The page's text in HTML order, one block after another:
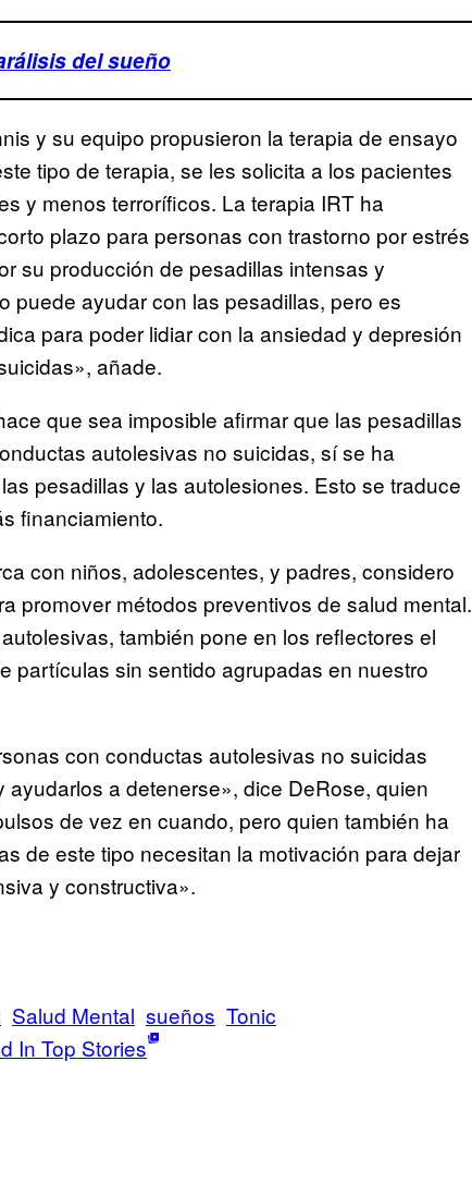
del sueño
y su equipo propusieron la terapia de ensayo
tipo de terapia, se les solicita a los pacientes
y menos terroríficos. La terapia IRT ha
plazo para personas con trastorno por estrés
su producción de pesadillas intensas y
puede ayudar con las pesadillas, pero es
para poder lidiar con la ansiedad y depresión
añade.
que sea imposible afirmar que las pesadillas
autolesivas no suicidas, sí se ha
pesadillas y las autolesiones. Esto se traduce
financiamiento.
con niños, adolescentes, y padres, considero
promover métodos preventivos de salud mental.
también pone en los reflectores el
partículas sin sentido agrupadas en nuestro
con conductas autolesivas no suicidas
a detenerse», dice DeRose, quien
de vez en cuando, pero quien también ha
de este tipo necesitan la motivación para dejar
y constructiva».
Salud Mental sueños Tonic
In Top Stories